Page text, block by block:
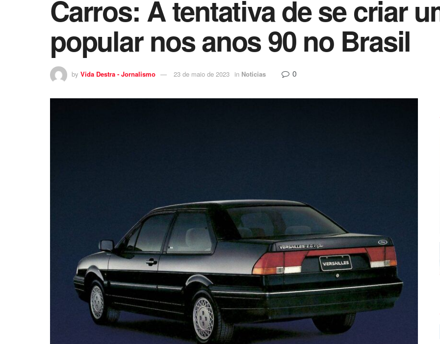
Carros: A tentativa de se criar
popular nos anos 90 no Brasil
by Vida Destra - Jornalismo 23 de maio de 2023 in Noticias 0